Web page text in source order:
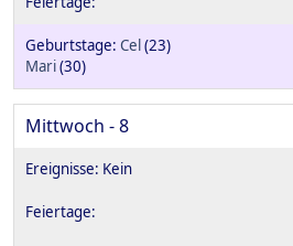
Cel(23)
Mari(30)
Mittwoch - 8